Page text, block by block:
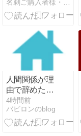
ンティーク風
の模様が素敵
名刺ご購入者様・観覧者様からのデザインコメントをご紹介！！…
人間関係が理
由で辞めたい
人へ。次の職
場で繰り返さ
ないための見
4時間前
バビロンのblog